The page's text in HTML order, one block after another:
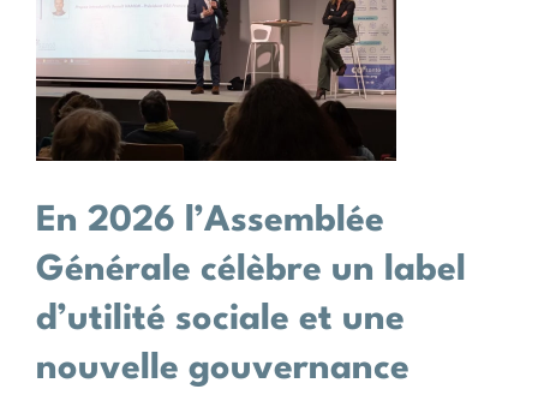
Actions
Actualités
Offres d’emploi
En 2026 l’Assemblée
Générale célèbre un label
d’utilité sociale et une
nouvelle gouvernance